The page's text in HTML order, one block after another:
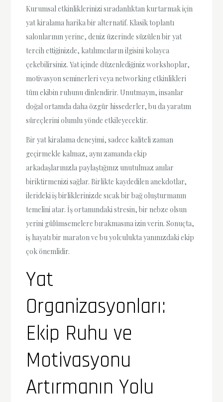
Kurumsal etkinliklerinizi sıradanlıktan kurtarmak için
yat kiralama harika bir alternatif. Klasik toplantı
salonlarının yerine, deniz üzerinde süzülen bir yat
tercih ettiğinizde, katılımcıların ilgisini kolayca
çekebilirsiniz. Yat içinde düzenlediğiniz workshoplar,
motivasyon seminerleri veya networking etkinlikleri
tüm ekibin ruhunu dinlendirir. Unutmayın, insanlar
doğal ortamda daha özgür hissederler, bu da yaratım
süreçlerini olumlu yönde etkileyecektir.
Bir yat kiralama deneyimi, sadece kaliteli zaman
geçirmekle kalmaz, aynı zamanda ekip
arkadaşlarınızla paylaştığınız unutulmaz anılar
biriktirmenizi sağlar. Birlikte kaydedilen anekdotlar,
ilerideki iş birliklerinizde sıcak bir bağ oluşturmanın
temelini atar. İş ortamındaki stresin, bir nebze olsun
yerini gülümsemelere bırakmasına izin verin. Sonuçta,
iş hayatı bir maraton ve bu yolculukta yanınızdaki ekip
çok önemlidir.
Yat
Organizasyonları:
Ekip Ruhu ve
Motivasyonu
Artırmanın Yolu